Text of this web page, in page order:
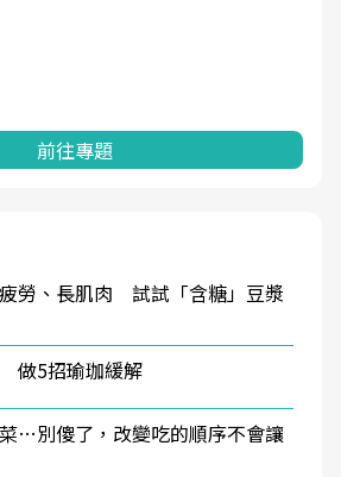
前往專題
勞、長肌肉 試試「含糖」豆漿
做5招瑜珈緩解
…別傻了，改變吃的順序不會讓